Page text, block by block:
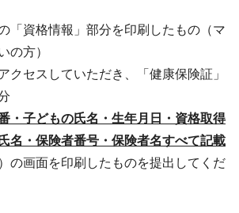
「資格情報」部分を印刷したもの（マ
の方）
クセスしていただき、「健康保険証」
・子どもの氏名・生年月日・資格取得
名・保険者番号・保険者名すべて記載
）の画面を印刷したものを提出してくだ